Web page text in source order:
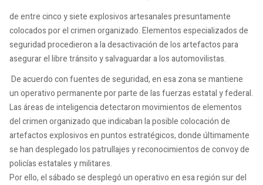
de entre cinco y siete explosivos artesanales presuntamente
colocados por el crimen organizado. Elementos especializados de
seguridad procedieron a la desactivación de los artefactos para
asegurar el libre tránsito y salvaguardar a los automovilistas.
De acuerdo con fuentes de seguridad, en esa zona se mantiene
un operativo permanente por parte de las fuerzas estatal y federal.
Las áreas de inteligencia detectaron movimientos de elementos
del crimen organizado que indicaban la posible colocación de
artefactos explosivos en puntos estratégicos, donde últimamente
se han desplegado los patrullajes y reconocimientos de convoy de
policías estatales y militares.
Por ello, el sábado se desplegó un operativo en esa región sur del